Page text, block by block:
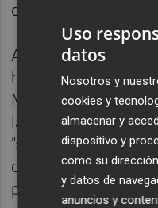
destacado.
Asimismo, ha
ha leído 'Así
Marías, en la que
la obra de
"son autores muy
comparten
pesa mucho sobre
Uso
datos
Nosotros y
cookies y
almacenar y
dispositivo y
como su
y datos de
anuncios y